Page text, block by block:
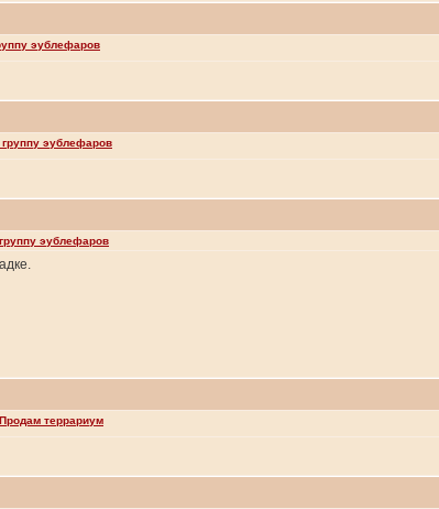
эублефаров
эублефаров
эублефаров
Продам террариум